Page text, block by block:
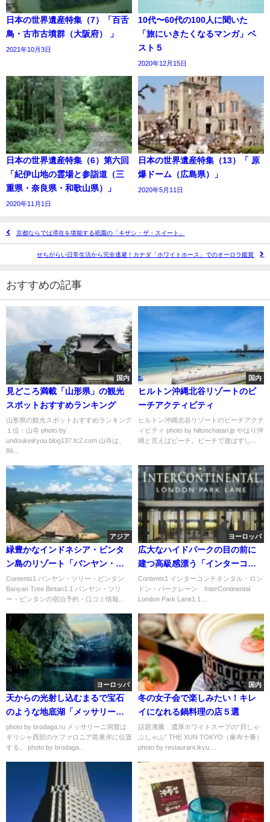
日本の世界遺産特集（7）「百舌
鳥・古市古墳群（大阪府） 」
2021年10月3日
10代〜60代の100人に聞いた
「旅にいきたくなるマンガ」ベ
スト５
2020年12月15日
日本の世界遺産特集（6）第六回
「紀伊山地の霊場と参詣道（三
重県・奈良県・和歌山県）」
2020年11月1日
日本の世界遺産特集（13）「 原
爆ドーム（広島県）」
2020年5月11日
京都ならでは滞在を堪能する祇園の「キザシ・ザ・スイート」
せちがらい日常生活から完全逃避！カナダ「ホワイトホース」でのオーロラ鑑賞
おすすめの記事
国内
見どころ満載「山形県」の観光
スポットおすすめランキング
山形県の観光スポットおすすめランキング
１位：山寺 photo by
undoukeiiryou.blog137.fc2.com 山寺は、
86...
国内
ヒルトン沖縄北谷リゾートのビ
ーチアクティビティ
ヒルトン沖縄北谷リゾートのビーチアクテ
ィビティ photo by hiltonchatan.jp やはり沖
縄と言えばビーチ。ビーチで遊ばずし...
アジア
緑豊かなインドネシア・ビンタ
ン島のリゾート「バンヤン・ツ
リー・ビンタン」
Contents1 バンヤン・ツリー・ビンタン
Banyan Tree Bintan1.1 バンヤン・ツリ
ー・ビンタンの宿泊予約・口コミ情報...
ヨーロッパ
広大なハイドパークの目の前に
建つ高級感漂う「インターコン
チネンタル・ロンドン・パーク
レーン」
Contents1 インターコンチネンタル・ロン
ドン・パークレーン InterContinental
London Park Lane1.1...
ヨーロッパ
天からの光射し込むまるで宝石
のような地底湖「メッサリーニ
洞窟」
photo by brodaga.ru メッサリーニ洞窟は
ギリシャ西部のケファロニア島東岸に位置
する。 photo by brodaga...
国内
冬の女子会で楽しみたい！キレ
イになれる鍋料理の店５選
話題沸騰 濃厚ホワイトスープの“貝しゃ
ぶしゃぶ” THE XUN TOKYO（麻布十番）
photo by restaurant.ikyu....